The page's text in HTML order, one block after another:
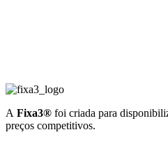
A Fixa3® foi criada para
preços competitivos.